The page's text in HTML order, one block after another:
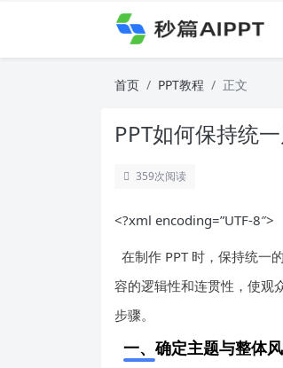
首页 PPT教程 正文
PPT如何保持统
359次阅读
<?xml encoding=”UTF-8″>
在制作 PPT 时，保持统一
容的逻辑性和连贯性，使观
步骤。
一、确定主题与整体